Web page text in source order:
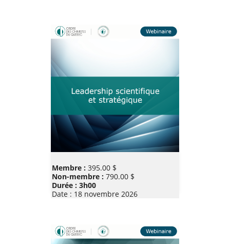
Prix
Membre : 395.00 $
Non-membre : 790.00 $
Durée : 3h00
Date : 18 novembre 2026